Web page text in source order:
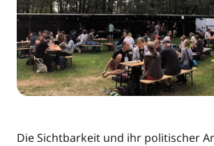
Die Sichtbarkeit und ihr politischer